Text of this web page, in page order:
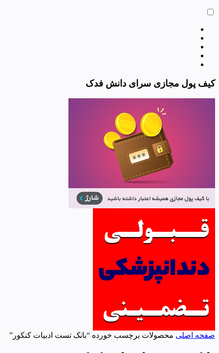
کیف پول مجازی سرای دانش فدک
صفحه اصلی محصولات برچسب خورده “بانک تست ادبیات کنکور”